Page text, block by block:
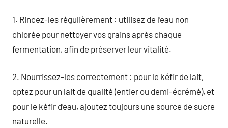
1. Rincez-les régulièrement : utilisez de l’eau non
chlorée pour nettoyer vos grains après chaque
fermentation, afin de préserver leur vitalité.
2. Nourrissez-les correctement : pour le kéfir de lait,
optez pour un lait de qualité (entier ou demi-écrémé), et
pour le kéfir d’eau, ajoutez toujours une source de sucre
naturelle.